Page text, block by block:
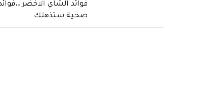
فوائد الشاي الاخضر
صحية ستذهلك